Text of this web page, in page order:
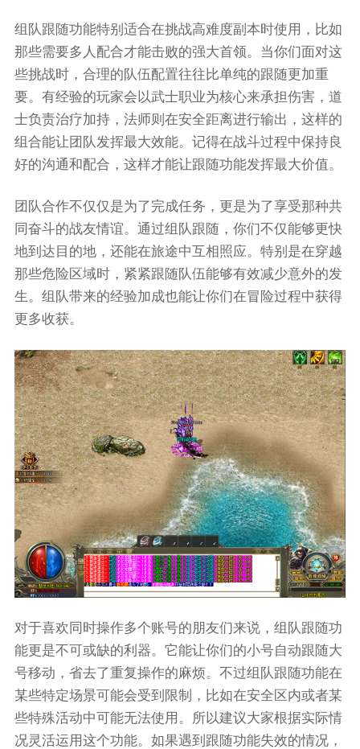
组队跟随功能特别适合在挑战高难度副本时使用，比如
那些需要多人配合才能击败的强大首领。当你们面对这
些挑战时，合理的队伍配置往往比单纯的跟随更加重
要。有经验的玩家会以武士职业为核心来承担伤害，道
士负责治疗加持，法师则在安全距离进行输出，这样的
组合能让团队发挥最大效能。记得在战斗过程中保持良
好的沟通和配合，这样才能让跟随功能发挥最大价值。
团队合作不仅仅是为了完成任务，更是为了享受那种共
同奋斗的战友情谊。通过组队跟随，你们不仅能够更快
地到达目的地，还能在旅途中互相照应。特别是在穿越
那些危险区域时，紧紧跟随队伍能够有效减少意外的发
生。组队带来的经验加成也能让你们在冒险过程中获得
更多收获。
对于喜欢同时操作多个账号的朋友们来说，组队跟随功
能更是不可或缺的利器。它能让你们的小号自动跟随大
号移动，省去了重复操作的麻烦。不过组队跟随功能在
某些特定场景可能会受到限制，比如在安全区内或者某
些特殊活动中可能无法使用。所以建议大家根据实际情
况灵活运用这个功能。如果遇到跟随功能失效的情况，